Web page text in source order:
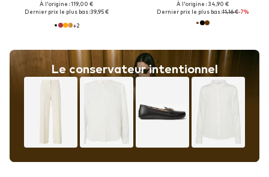
À l'origine : 119,00 €
Dernier prix le plus bas :39,95 €
+2
À l'origine : 34,90 €
Dernier prix le plus bas :11,16 €-7%
Le conservateur intentionnel